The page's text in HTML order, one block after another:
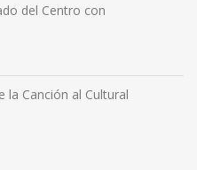
del Centro con
la Canción al Cultural